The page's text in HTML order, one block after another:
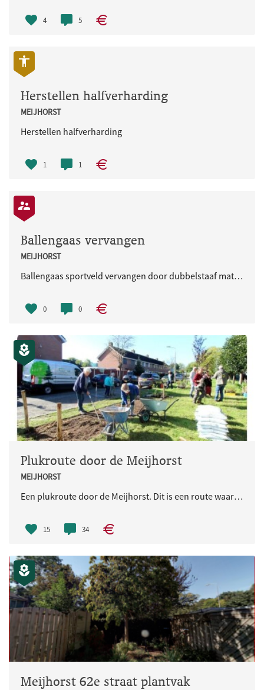
4 5
Herstellen halfverharding
MEIJHORST
Herstellen halfverharding
1 1
Ballengaas vervangen
MEIJHORST
Ballengaas sportveld vervangen door dubbelstaaf matten
0 0
Plukroute door de Meijhorst
MEIJHORST
Een plukroute door de Meijhorst. Dit is een route waarin je je van groene plek naar groene plek kan begeven van enkel eetbare, meerjarige gewassen.
15 34
Meijhorst 62e straat plantvak